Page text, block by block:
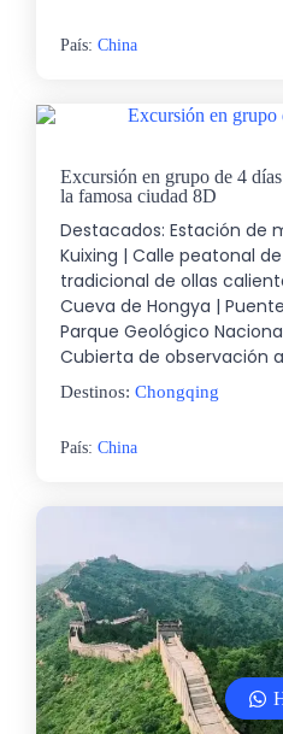
País: China
Excursión en grupo de 4
la famosa ciudad 8D
Destacados: Estación de
Kuixing | Calle peatonal
tradicional de ollas
Cueva de Hongya |
Parque Geológico
Cubierta de observación
Destinos: Chongqing
País: China